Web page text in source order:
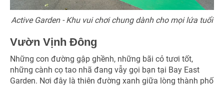
Active Garden - Khu vui chơi chung dành cho mọi lứa tuổi
Vườn Vịnh Đông
Những con đường gập ghềnh, những bãi cỏ tươi tốt,
những cành cọ tao nhã đang vẫy gọi bạn tại Bay East
Garden. Nơi đây là thiên đường xanh giữa lòng thành phố